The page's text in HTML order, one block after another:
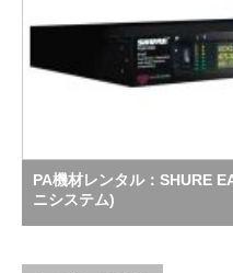
PA機材レンタル：SHURE
ニシステム)